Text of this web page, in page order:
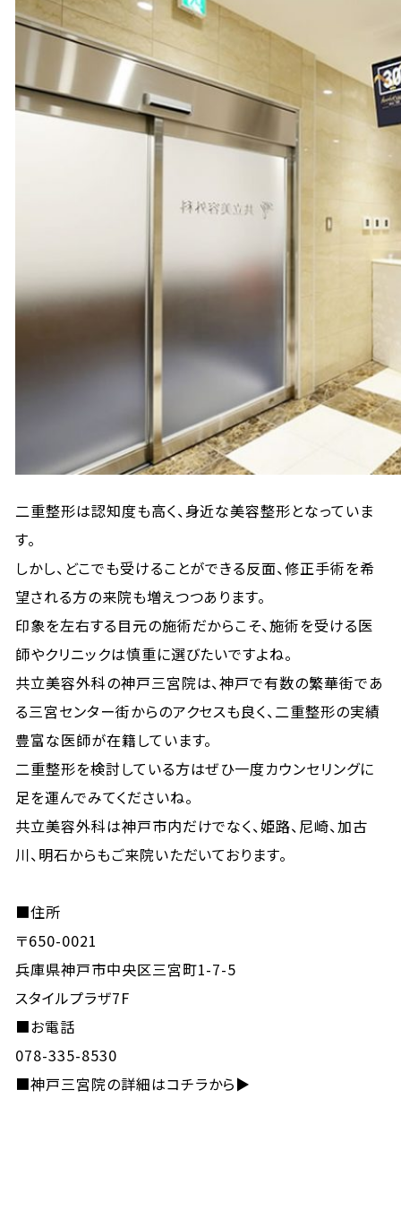
二重整形は認知度も高く、身近な美容整形となっていま
す。
しかし、どこでも受けることができる反面、修正手術を希
望される方の来院も増えつつあります。
印象を左右する目元の施術だからこそ、施術を受ける医
師やクリニックは慎重に選びたいですよね。
共立美容外科の神戸三宮院は、神戸で有数の繁華街であ
る三宮センター街からのアクセスも良く、二重整形の実績
豊富な医師が在籍しています。
二重整形を検討している方はぜひ一度カウンセリングに
足を運んでみてくださいね。
共立美容外科は神戸市内だけでなく、姫路、尼崎、加古
川、明石からもご来院いただいております。
■住所
〒650-0021
兵庫県神戸市中央区三宮町1-7-5
スタイルプラザ7F
■お電話
078-335-8530
■神戸三宮院の詳細はコチラから▶